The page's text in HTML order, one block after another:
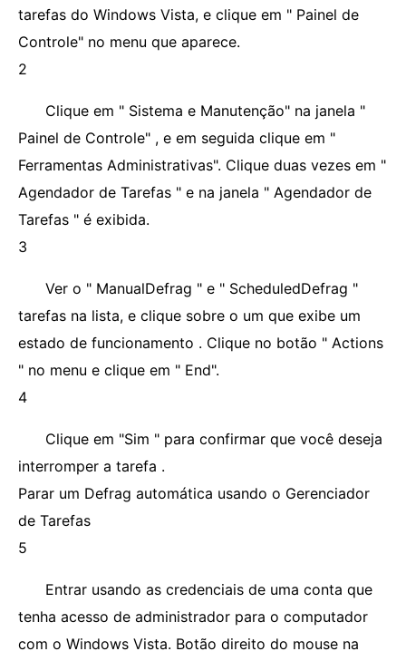
tarefas do Windows Vista, e clique em " Painel de
Controle" no menu que aparece.
2
Clique em " Sistema e Manutenção" na janela "
Painel de Controle" , e em seguida clique em "
Ferramentas Administrativas". Clique duas vezes em "
Agendador de Tarefas " e na janela " Agendador de
Tarefas " é exibida.
3
Ver o " ManualDefrag " e " ScheduledDefrag "
tarefas na lista, e clique sobre o um que exibe um
estado de funcionamento . Clique no botão " Actions
" no menu e clique em " End".
4
Clique em "Sim " para confirmar que você deseja
interromper a tarefa .
Parar um Defrag automática usando o Gerenciador
de Tarefas
5
Entrar usando as credenciais de uma conta que
tenha acesso de administrador para o computador
com o Windows Vista. Botão direito do mouse na